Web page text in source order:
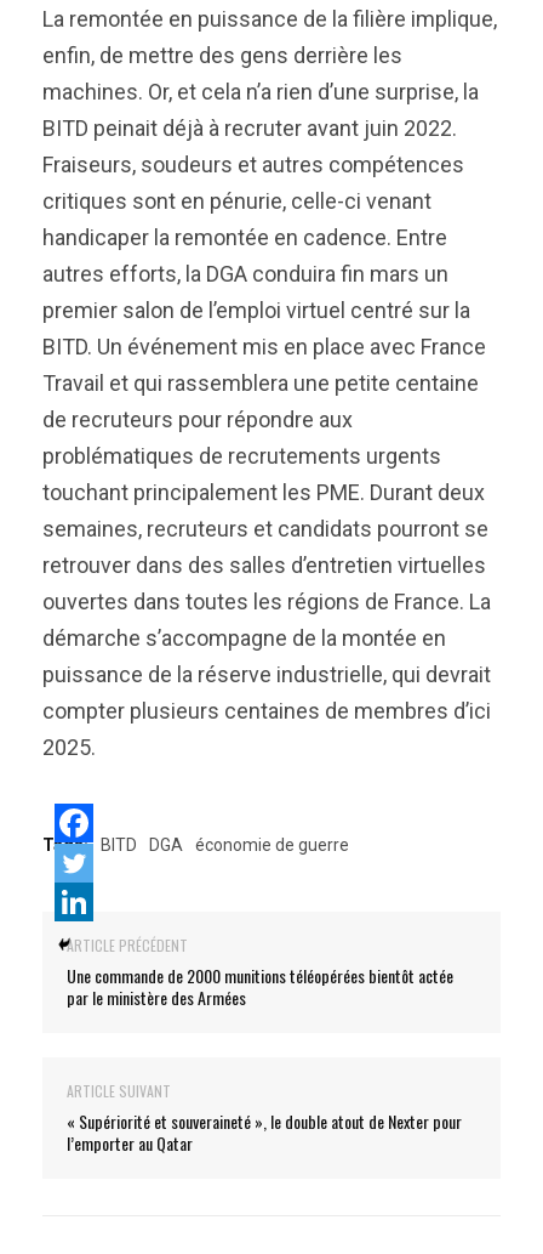
La remontée en puissance de la filière implique,
enfin, de mettre des gens derrière les
machines. Or, et cela n’a rien d’une surprise, la
BITD peinait déjà à recruter avant juin 2022.
Fraiseurs, soudeurs et autres compétences
critiques sont en pénurie, celle-ci venant
handicaper la remontée en cadence. Entre
autres efforts, la DGA conduira fin mars un
premier salon de l’emploi virtuel centré sur la
BITD. Un événement mis en place avec France
Travail et qui rassemblera une petite centaine
de recruteurs pour répondre aux
problématiques de recrutements urgents
touchant principalement les PME. Durant deux
semaines, recruteurs et candidats pourront se
retrouver dans des salles d’entretien virtuelles
ouvertes dans toutes les régions de France. La
démarche s’accompagne de la montée en
puissance de la réserve industrielle, qui devrait
compter plusieurs centaines de membres d’ici
2025.
Tags: BITD DGA économie de guerre
ARTICLE PRÉCÉDENT
Une commande de 2000 munitions téléopérées bientôt actée
par le ministère des Armées
ARTICLE SUIVANT
« Supériorité et souveraineté », le double atout de Nexter pour
l’emporter au Qatar